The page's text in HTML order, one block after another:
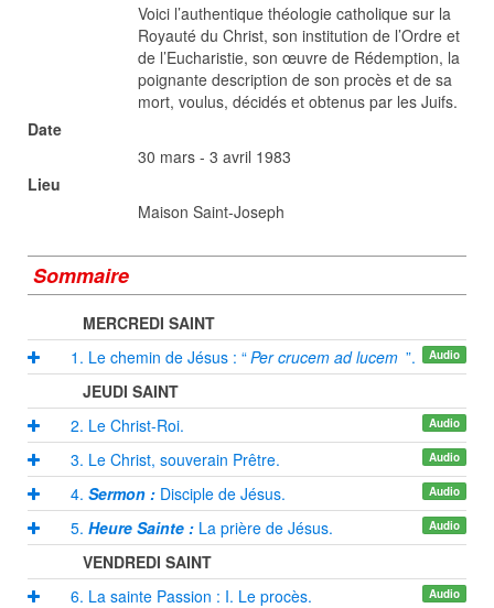
Voici l’authentique théologie catholique sur la
Royauté du Christ, son institution de l’Ordre et
de l’Eucharistie, son œuvre de Rédemption, la
poignante description de son procès et de sa
mort, voulus, décidés et obtenus par les Juifs.
Date
30 mars - 3 avril 1983
Lieu
Maison Saint-Joseph
Sommaire
MERCREDI SAINT
Audio
1. Le chemin de Jésus : “Per crucem ad lucem ”.
JEUDI SAINT
Audio
2. Le Christ-Roi.
Audio
3. Le Christ, souverain Prêtre.
Audio
4. Sermon : Disciple de Jésus.
Audio
5. Heure Sainte : La prière de Jésus.
VENDREDI SAINT
Audio
6. La sainte Passion : I. Le procès.